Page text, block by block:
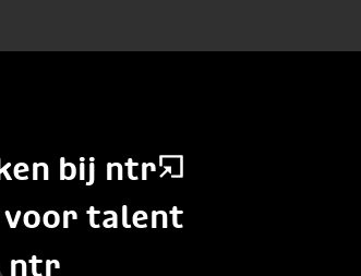
bij ntr
talent
ntr